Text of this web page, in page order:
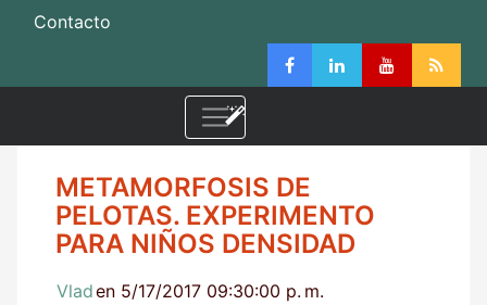
Contacto
METAMORFOSIS DE
PELOTAS. EXPERIMENTO
PARA NIÑOS DENSIDAD
Vladen 5/17/2017 09:30:00 p. m.